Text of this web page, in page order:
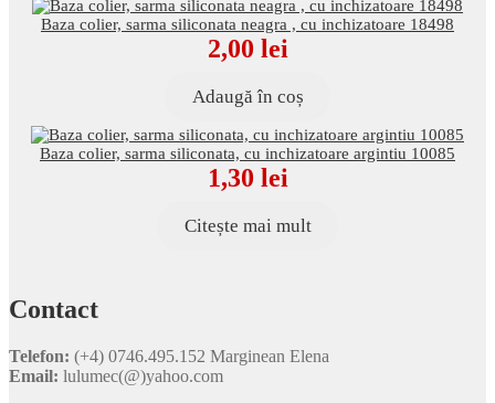
Baza colier, sarma siliconata neagra , cu inchizatoare 18498
2,00 lei
Adaugă în coș
Baza colier, sarma siliconata, cu inchizatoare argintiu 10085
1,30 lei
Citește mai mult
Contact
Telefon: (+4) 0746.495.152 Marginean Elena
Email: lulumec(@)yahoo.com